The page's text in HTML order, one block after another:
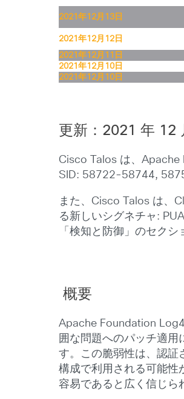
2021年12月 13 日
2021年12月 12 日
2021年12月 11 日
2021年12月 10日
2021年12月 10日
更新：2021 年 12
Cisco Talos は、
SID: 58722-58744,
また、Cisco Talos は、
る新しいシグネチャ:
「検知と防御」のセクシ
概要
Apache Foundation
囲な問題へのパッチ適
す。この脆弱性は、認証
構成で利用される可能性
容易であると広く信じら